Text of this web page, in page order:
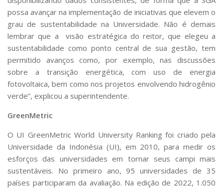
possa avançar na implementação de iniciativas que elevem o
grau de sustentabilidade na Universidade. Não é demais
lembrar que a visão estratégica do reitor, que elegeu a
sustentabilidade como ponto central de sua gestão, tem
permitido avanços como, por exemplo, nas discussões
sobre a transição energética, com uso de energia
fotovoltaica, bem como nos projetos envolvendo hidrogênio
verde”, explicou a superintendente.
GreenMetric
O UI GreenMetric World University Ranking foi criado pela
Universidade da Indonésia (UI), em 2010, para medir os
esforços das universidades em tornar seus campi mais
sustentáveis. No primeiro ano, 95 universidades de 35
países participaram da avaliação. Na edição de 2022, 1.050